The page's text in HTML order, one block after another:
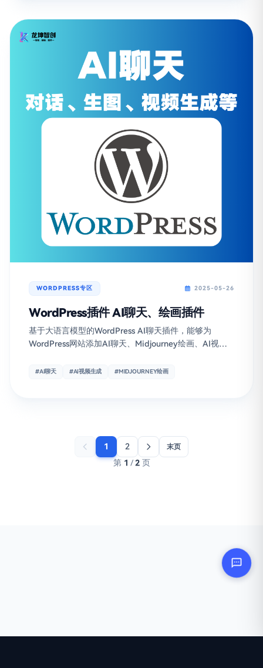
WORDPRESS专区 2025-05-26
WordPress插件 AI聊天、绘画插件
基于大语言模型的WordPress AI聊天插件，能够为
WordPress网站添加AI聊天、Midjourney绘画、AI视频
#AI聊天 #AI视频生成 #MIDJOURNEY绘画
第 1 /2页
1 2 末页